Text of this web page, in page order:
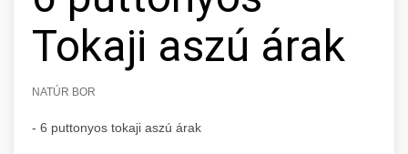
Tokaji aszú árak
NATÚR BOR
- 6 puttonyos tokaji aszú árak